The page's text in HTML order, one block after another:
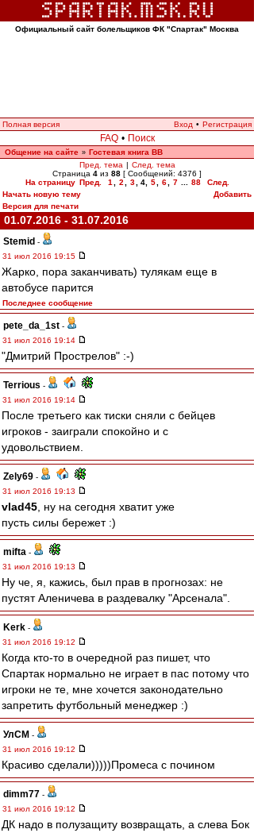
Официальный сайт болельщиков ФК "Спартак" Москва
Полная версия Вход • Регистрация
FAQ • Поиск
Общение на сайте » Гостевая книга ВВ
Пред. тема | След. тема
Страница 4 из 88 [ Сообщений: 4376 ]
На страницу Пред. 1 2 3 4, 5 6 7 88
След.
Начать новую тему
Добавить
Версия для печати
01.07.2016 - 31.07.2016
Stemid -
31 июл 2016 19:15
Жарко, пора заканчивать) тулякам еще в
автобусе парится
Последнее сообщение
pete_da_1st -
31 июл 2016 19:14
"Дмитрий Прострелов" :-)
Terrious -
31 июл 2016 19:14
После третьего как тиски сняли с бейцев
игроков - заиграли спокойно и с
удовольствием.
Zely69 -
31 июл 2016 19:13
vlad45 , ну на сегодня хватит уже
пусть силы бережет :)
mifta -
31 июл 2016 19:13
Ну че, я, кажись, был прав в прогнозах: не
пустят Аленичева в раздевалку "Арсенала".
Kerk -
31 июл 2016 19:12
Когда кто-то в очередной раз пишет, что
Спартак нормально не играет в пас потому что
игроки не те, мне хочется законодательно
запретить футбольный менеджер :)
УлСМ -
31 июл 2016 19:12
Красиво сделали)))))Промеса с почином
dimm77 -
31 июл 2016 19:12
ДК надо в полузащиту возвращать, а слева Бок